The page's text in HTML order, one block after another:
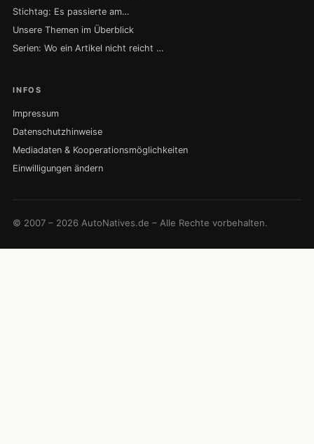
Stichtag: Es passierte am…
Unsere Themen im Überblick
Serien: Wo ein Artikel nicht reicht …
INFOS
Impressum
Datenschutzhinweise
Mediadaten & Kooperationsmöglichkeiten
Einwilligungen ändern
© 2007 – 2026 AutoNatives.de – Alle Rechte vorbehalten.